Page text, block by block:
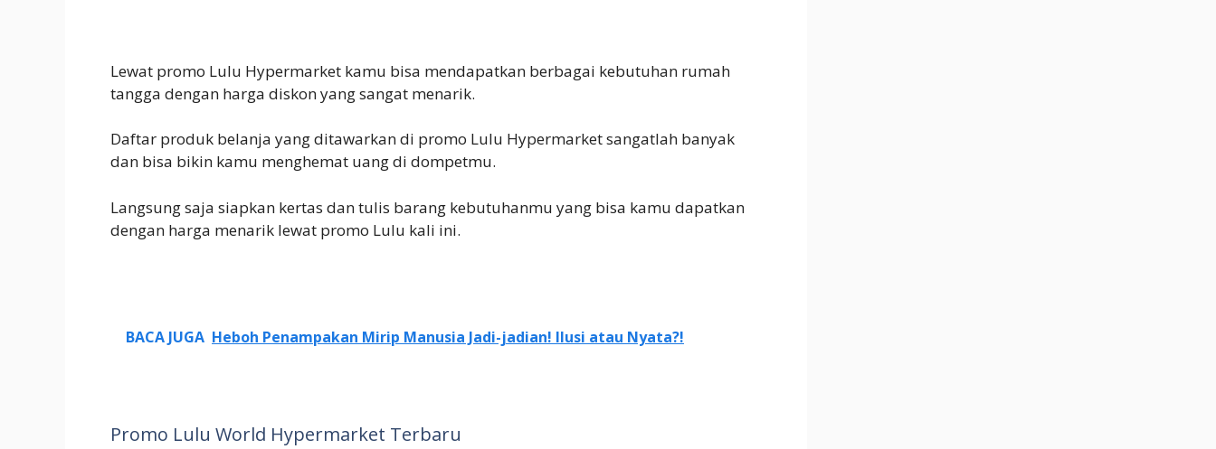
Lewat promo Lulu Hypermarket kamu bisa mendapatkan berbagai kebutuhan rumah
tangga dengan harga diskon yang sangat menarik.
Daftar produk belanja yang ditawarkan di promo Lulu Hypermarket sangatlah banyak
dan bisa bikin kamu menghemat uang di dompetmu.
Langsung saja siapkan kertas dan tulis barang kebutuhanmu yang bisa kamu dapatkan
dengan harga menarik lewat promo Lulu kali ini.
BACA JUGA Heboh Penampakan Mirip Manusia Jadi-jadian! Ilusi atau Nyata?!
Promo Lulu World Hypermarket Terbaru